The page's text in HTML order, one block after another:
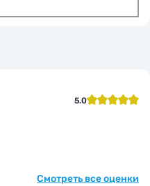
5.0
Смотреть все оценки